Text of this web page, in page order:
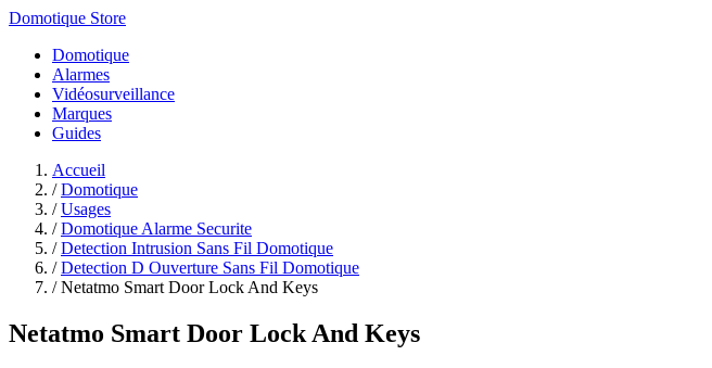
Domotique Store
Domotique
Alarmes
Vidéosurveillance
Marques
Guides
Accueil
/ Domotique
/ Usages
/ Domotique Alarme Securite
/ Detection Intrusion Sans Fil Domotique
/ Detection D Ouverture Sans Fil Domotique
/ Netatmo Smart Door Lock And Keys
Netatmo Smart Door Lock And Keys